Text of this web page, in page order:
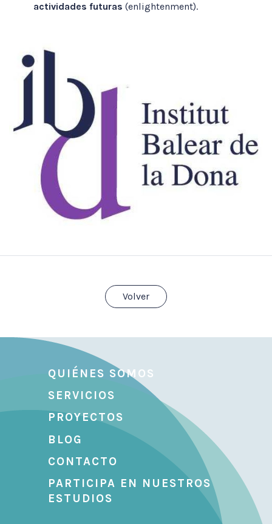
actividades futuras (enlightenment).
Volver
QUIÉNES SOMOS
SERVICIOS
PROYECTOS
BLOG
CONTACTO
PARTICIPA EN NUESTROS
ESTUDIOS